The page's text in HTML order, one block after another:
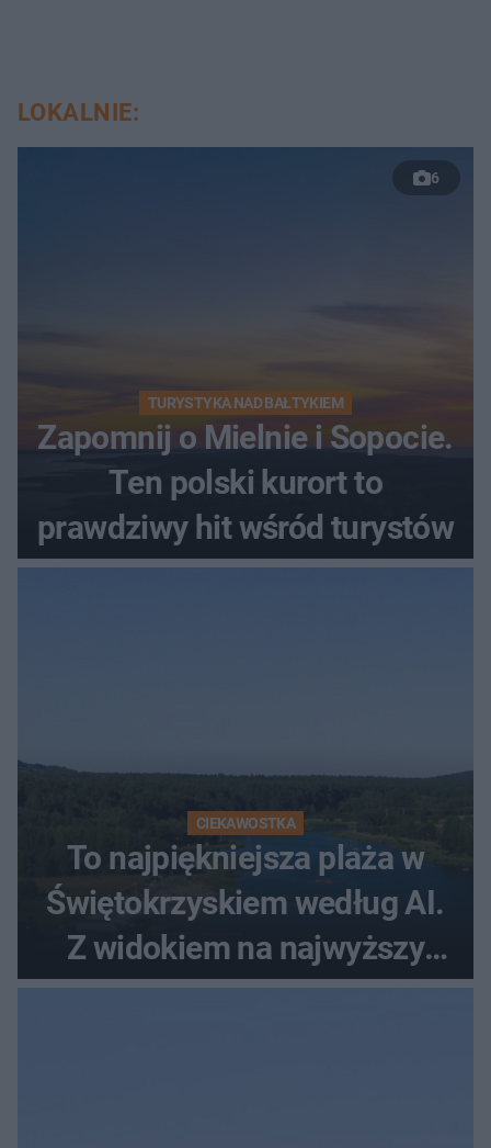
LOKALNIE:
6
TURYSTYKA NAD BAŁTYKIEM
Zapomnij o Mielnie i Sopocie.
Ten polski kurort to
prawdziwy hit wśród turystów
CIEKAWOSTKA
To najpiękniejsza plaża w
Świętokrzyskiem według AI.
Z widokiem na najwyższy
szczyt Gór Świętokrzyskich